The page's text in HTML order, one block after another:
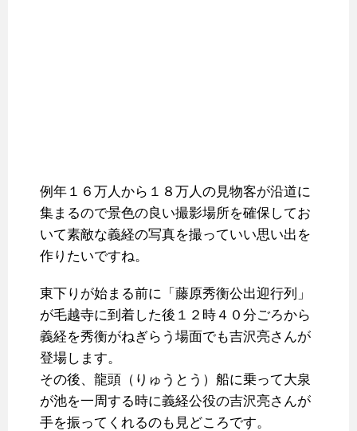
例年１６万人から１８万人の見物客が沿道に
集まるので景色の良い撮影場所を確保してお
いて素敵な義経の写真を撮っていい思い出を
作りたいですね。
東下りが始まる前に「藤原秀衡公出迎行列」
が毛越寺に到着した後１２時４０分ごろから
義経を秀衡がねぎらう場面でも吉沢亮さんが
登場します。
その後、龍頭（りゅうとう）船に乗って大泉
が池を一周する時に義経公役の吉沢亮さんが
手を振ってくれるのも見どころです。